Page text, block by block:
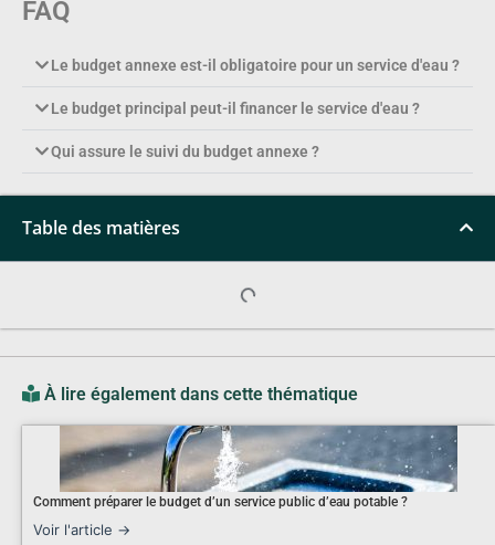
FAQ
Le budget annexe est-il obligatoire pour un service d'eau ?
Le budget principal peut-il financer le service d'eau ?
Qui assure le suivi du budget annexe ?
Table des matières
À lire également dans cette thématique
Comment préparer le budget d’un service public d’eau potable ?
Voir l'article →